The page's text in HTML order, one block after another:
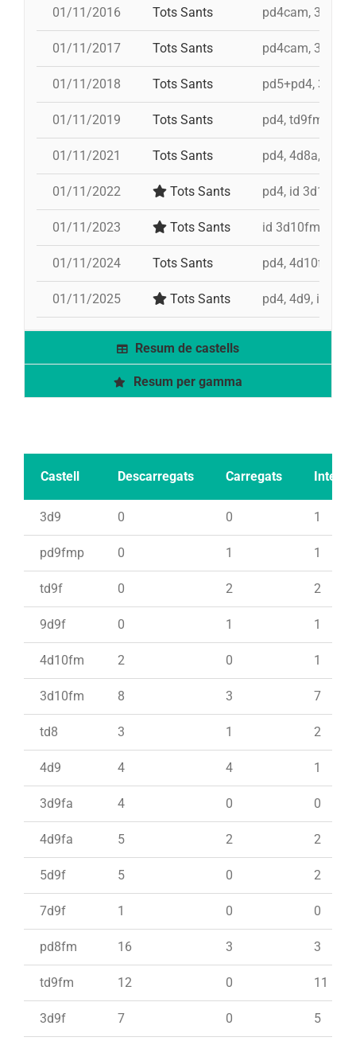
01/11/2016 Tots Sants pd4cam,
01/11/2017 Tots Sants pd4cam,
01/11/2018 Tots Sants pd5+pd4,
01/11/2019 Tots Sants pd4, td9fm+id
01/11/2021 Tots Sants pd4, 4d8a, i
01/11/2022 Tots Sants pd4, id 3d10fm,
01/11/2023 Tots Sants id 3d10fm,
01/11/2024 Tots Sants pd4, 4d10fm, id
01/11/2025 Tots Sants pd4, 4d9, i
Resum de castells
Resum per gamma
Castell Descarregats Carregats Intents
3d9 0 0 1
pd9fmp 0 1 1
td9f 0 2 2
9d9f 0 1 1
4d10fm 2 0 1
3d10fm 8 3 7
td8 3 1 2
4d9 4 4 1
3d9fa 4 0 0
4d9fa 5 2 2
5d9f 5 0 2
7d9f 1 0 0
pd8fm 16 3 3
td9fm 12 0 11
3d9f 7 0 5